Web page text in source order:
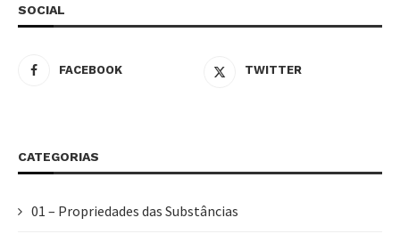
SOCIAL
FACEBOOK TWITTER
CATEGORIAS
01 – Propriedades das Substâncias